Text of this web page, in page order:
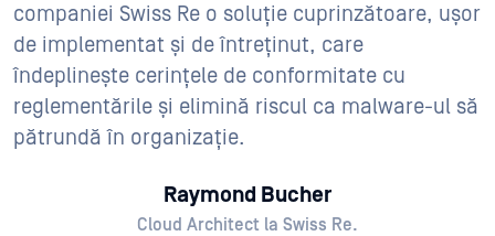
companiei Swiss Re o soluție cuprinzătoare, ușor
de implementat și de întreținut, care
îndeplinește cerințele de conformitate cu
reglementările și elimină riscul ca malware-ul să
pătrundă în organizație.
Raymond Bucher
Cloud Architect la Swiss Re.